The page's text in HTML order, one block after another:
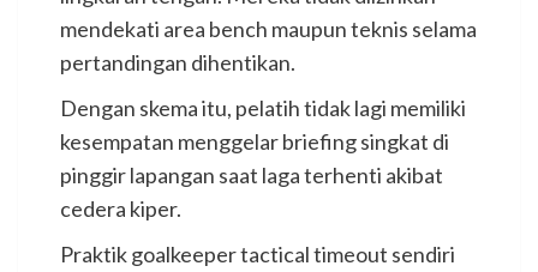
mendekati area bench maupun teknis selama
pertandingan dihentikan.
Dengan skema itu, pelatih tidak lagi memiliki
kesempatan menggelar briefing singkat di
pinggir lapangan saat laga terhenti akibat
cedera kiper.
Praktik goalkeeper tactical timeout sendiri